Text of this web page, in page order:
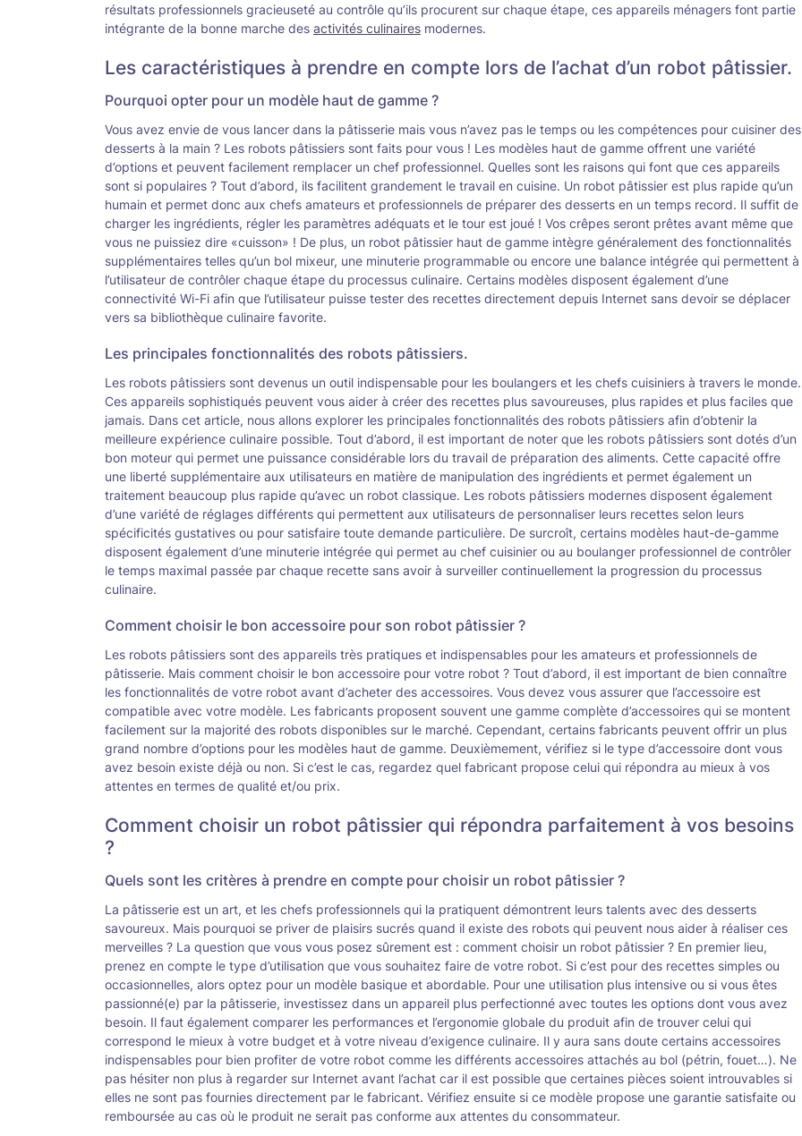
résultats professionnels gracieuseté au contrôle qu’ils procurent sur chaque étape, ces appareils ménagers font partie
intégrante de la bonne marche des activités culinaires modernes.
Les caractéristiques à prendre en compte lors de l’achat d’un robot pâtissier.
Pourquoi opter pour un modèle haut de gamme ?
Vous avez envie de vous lancer dans la pâtisserie mais vous n’avez pas le temps ou les compétences pour cuisiner des
desserts à la main ? Les robots pâtissiers sont faits pour vous ! Les modèles haut de gamme offrent une variété
d’options et peuvent facilement remplacer un chef professionnel. Quelles sont les raisons qui font que ces appareils
sont si populaires ? Tout d’abord, ils facilitent grandement le travail en cuisine. Un robot pâtissier est plus rapide qu’un
humain et permet donc aux chefs amateurs et professionnels de préparer des desserts en un temps record. Il suffit de
charger les ingrédients, régler les paramètres adéquats et le tour est joué ! Vos crêpes seront prêtes avant même que
vous ne puissiez dire «cuisson» ! De plus, un robot pâtissier haut de gamme intègre généralement des fonctionnalités
supplémentaires telles qu’un bol mixeur, une minuterie programmable ou encore une balance intégrée qui permettent à
l’utilisateur de contrôler chaque étape du processus culinaire. Certains modèles disposent également d’une
connectivité Wi-Fi afin que l’utilisateur puisse tester des recettes directement depuis Internet sans devoir se déplacer
vers sa bibliothèque culinaire favorite.
Les principales fonctionnalités des robots pâtissiers.
Les robots pâtissiers sont devenus un outil indispensable pour les boulangers et les chefs cuisiniers à travers le monde.
Ces appareils sophistiqués peuvent vous aider à créer des recettes plus savoureuses, plus rapides et plus faciles que
jamais. Dans cet article, nous allons explorer les principales fonctionnalités des robots pâtissiers afin d’obtenir la
meilleure expérience culinaire possible. Tout d’abord, il est important de noter que les robots pâtissiers sont dotés d’un
bon moteur qui permet une puissance considérable lors du travail de préparation des aliments. Cette capacité offre
une liberté supplémentaire aux utilisateurs en matière de manipulation des ingrédients et permet également un
traitement beaucoup plus rapide qu’avec un robot classique. Les robots pâtissiers modernes disposent également
d’une variété de réglages différents qui permettent aux utilisateurs de personnaliser leurs recettes selon leurs
spécificités gustatives ou pour satisfaire toute demande particulière. De surcroît, certains modèles haut-de-gamme
disposent également d’une minuterie intégrée qui permet au chef cuisinier ou au boulanger professionnel de contrôler
le temps maximal passée par chaque recette sans avoir à surveiller continuellement la progression du processus
culinaire.
Comment choisir le bon accessoire pour son robot pâtissier ?
Les robots pâtissiers sont des appareils très pratiques et indispensables pour les amateurs et professionnels de
pâtisserie. Mais comment choisir le bon accessoire pour votre robot ? Tout d’abord, il est important de bien connaître
les fonctionnalités de votre robot avant d’acheter des accessoires. Vous devez vous assurer que l’accessoire est
compatible avec votre modèle. Les fabricants proposent souvent une gamme complète d’accessoires qui se montent
facilement sur la majorité des robots disponibles sur le marché. Cependant, certains fabricants peuvent offrir un plus
grand nombre d’options pour les modèles haut de gamme. Deuxièmement, vérifiez si le type d’accessoire dont vous
avez besoin existe déjà ou non. Si c’est le cas, regardez quel fabricant propose celui qui répondra au mieux à vos
attentes en termes de qualité et/ou prix.
Comment choisir un robot pâtissier qui répondra parfaitement à vos besoins
?
Quels sont les critères à prendre en compte pour choisir un robot pâtissier ?
La pâtisserie est un art, et les chefs professionnels qui la pratiquent démontrent leurs talents avec des desserts
savoureux. Mais pourquoi se priver de plaisirs sucrés quand il existe des robots qui peuvent nous aider à réaliser ces
merveilles ? La question que vous vous posez sûrement est : comment choisir un robot pâtissier ? En premier lieu,
prenez en compte le type d’utilisation que vous souhaitez faire de votre robot. Si c’est pour des recettes simples ou
occasionnelles, alors optez pour un modèle basique et abordable. Pour une utilisation plus intensive ou si vous êtes
passionné(e) par la pâtisserie, investissez dans un appareil plus perfectionné avec toutes les options dont vous avez
besoin. Il faut également comparer les performances et l’ergonomie globale du produit afin de trouver celui qui
correspond le mieux à votre budget et à votre niveau d’exigence culinaire. Il y aura sans doute certains accessoires
indispensables pour bien profiter de votre robot comme les différents accessoires attachés au bol (pétrin, fouet…). Ne
pas hésiter non plus à regarder sur Internet avant l’achat car il est possible que certaines pièces soient introuvables si
elles ne sont pas fournies directement par le fabricant. Vérifiez ensuite si ce modèle propose une garantie satisfaite ou
remboursée au cas où le produit ne serait pas conforme aux attentes du consommateur.